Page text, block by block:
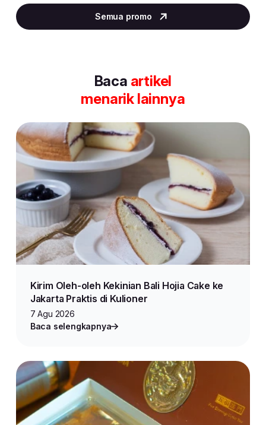
2
of
Semua promo
Baca artikel
menarik lainnya
Kirim Oleh-oleh Kekinian Bali Hojia Cake ke
Jakarta Praktis di Kulioner
7 Agu 2026
Baca selengkapnya